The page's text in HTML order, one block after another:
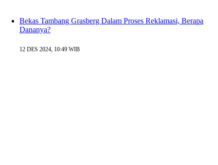
Bekas Tambang Grasberg Dalam Proses Reklamasi, Berapa
Dananya?
12 DES 2024, 10:49 WIB